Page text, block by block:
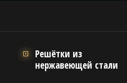
Решётки из
нержавеющей стали